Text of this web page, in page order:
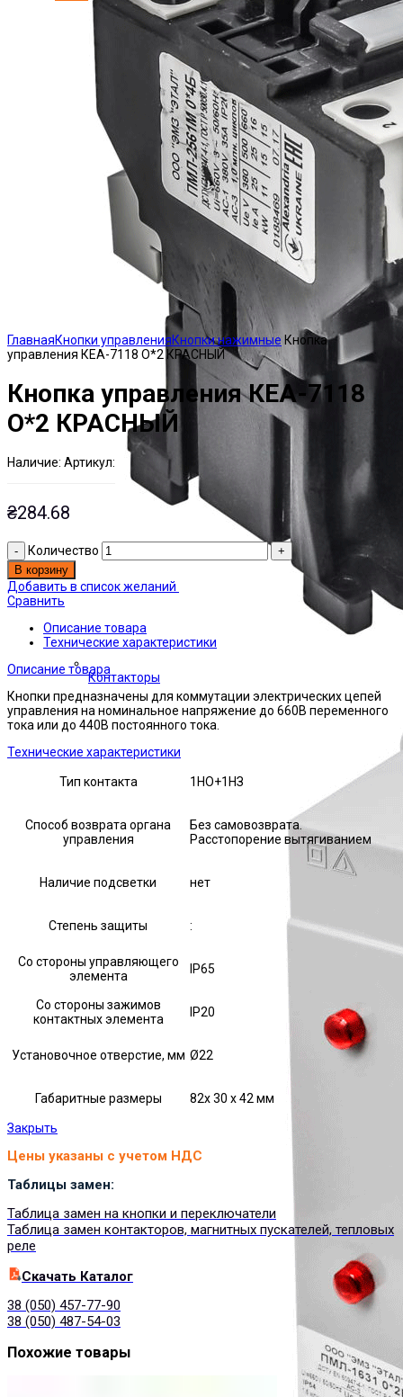
Контакторы
ГлавнаяКнопки управленияКнопки нажимные Кнопка
управления КЕА-7118 О*2 КРАСНЫЙ
Кнопка управления КЕА-7118
О*2 КРАСНЫЙ
Наличие: Есть на складе
Артикул:
ЭТАЛ0227548
₴284.68
Количество
В корзину
Добавить в список желаний
Сравнить
Описание товара
Технические характеристики
Описание товара
Кнопки предназначены для коммутации электрических цепей
управления на номинальное напряжение до 660В переменного
тока или до 440В постоянного тока.
Технические характеристики
Тип контакта 1НО+1НЗ
Способ возврата органа
управления
Без самовозврата.
Расстопорение вытягиванием
Наличие подсветки нет
Степень защиты :
Со стороны управляющего
элемента
IP65
Со стороны зажимов
контактных элемента
IP20
Установочное отверстие, мм Ø22
Габаритные размеры 82х 30 х 42 мм
Закрыть
Цены указаны с учетом НДС
Таблицы замен:
Таблица замен на кнопки и переключатели
Таблица замен контакторов, магнитных пускателей, тепловых
реле
Cкачать Каталог
38 (050) 457-77-90
38 (050) 487-54-03
Похожие товары